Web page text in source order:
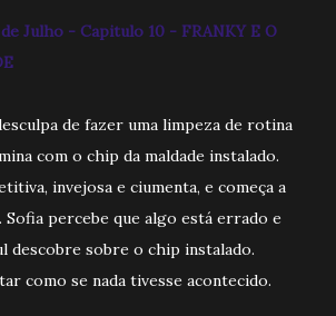
Julho - Capitulo 10 - FRANKY E O
de fazer uma limpeza de rotina
com o chip da maldade instalado.
invejosa e ciumenta, e começa a
percebe que algo está errado e
descobre sobre o chip instalado.
como se nada tivesse acontecido.